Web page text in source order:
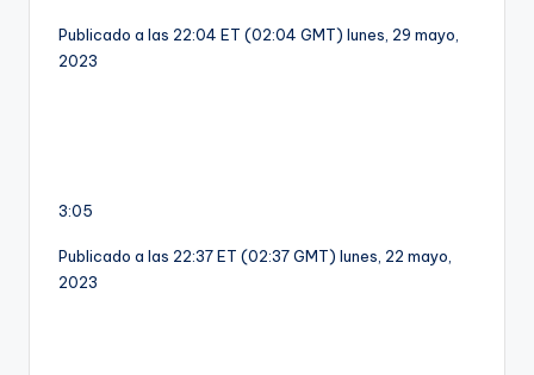
Publicado a las 22:04 ET (02:04 GMT) lunes, 29 mayo,
2023
3:05
Publicado a las 22:37 ET (02:37 GMT) lunes, 22 mayo,
2023